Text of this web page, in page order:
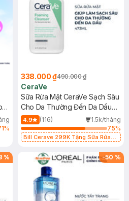
%
338.000 ₫490.000 ₫
CeraVe
Sữa Rửa Mặt CeraVe Sạch Sâu
Cho Da Thường Đến Da Dầu
473ml
4.9 (116)
1.5k/tháng
75%
Bill Cerave 299K Tặng Sữa Rửa
% -50 %